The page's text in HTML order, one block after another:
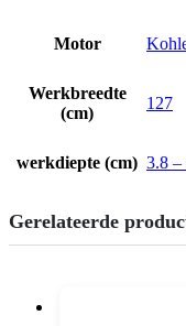
Motor
Werkbreedte
(cm)
127
werkdiepte (cm) 3.8 –
Gerelateerde